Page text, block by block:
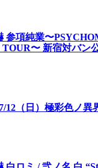
参項純業〜
〜 新宿対バン
12（日）極彩色ノ異